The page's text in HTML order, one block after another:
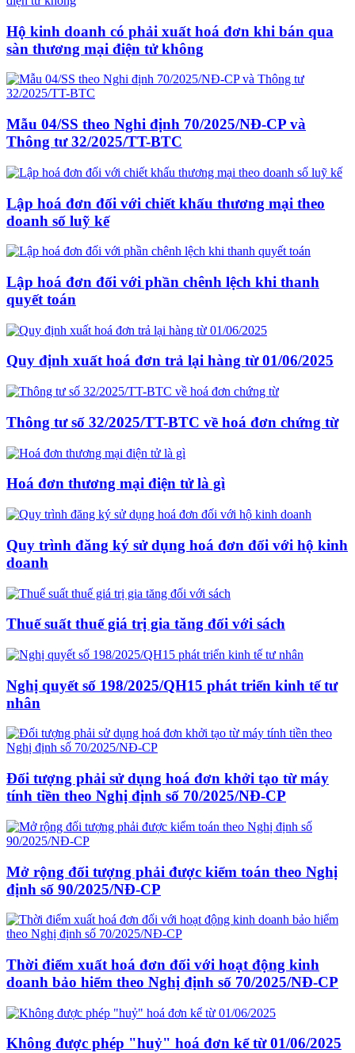
Hộ kinh doanh có phải xuất hoá đơn khi bán qua
sàn thương mại điện tử không
Mẫu 04/SS theo Nghi định 70/2025/NĐ-CP và
Thông tư 32/2025/TT-BTC
Lập hoá đơn đối với chiết khấu thương mại theo
doanh số luỹ kế
Lập hoá đơn đối với phần chênh lệch khi thanh
quyết toán
Quy định xuất hoá đơn trả lại hàng từ 01/06/2025
Thông tư số 32/2025/TT-BTC về hoá đơn chứng từ
Hoá đơn thương mại điện tử là gì
Quy trình đăng ký sử dụng hoá đơn đối với hộ kinh
doanh
Thuế suất thuế giá trị gia tăng đối với sách
Nghị quyết số 198/2025/QH15 phát triển kinh tế tư
nhân
Đối tượng phải sử dụng hoá đơn khởi tạo từ máy
tính tiền theo Nghị định số 70/2025/NĐ-CP
Mở rộng đối tượng phải được kiểm toán theo Nghị
định số 90/2025/NĐ-CP
Thời điểm xuất hoá đơn đối với hoạt động kinh
doanh bảo hiểm theo Nghị định số 70/2025/NĐ-CP
Không được phép "huỷ" hoá đơn kể từ 01/06/2025